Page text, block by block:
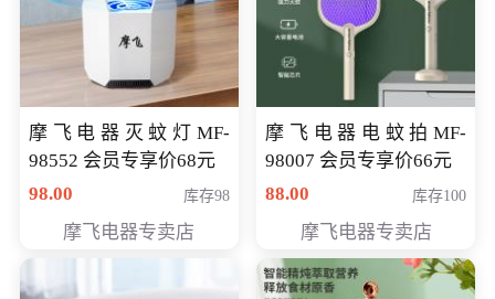
摩飞电器灭蚊灯MF-
98552 会员专享价68元
98.00
库存98
摩飞电器专卖店
摩飞电器电蚊拍MF-
98007 会员专享价66元
88.00
库存100
摩飞电器专卖店